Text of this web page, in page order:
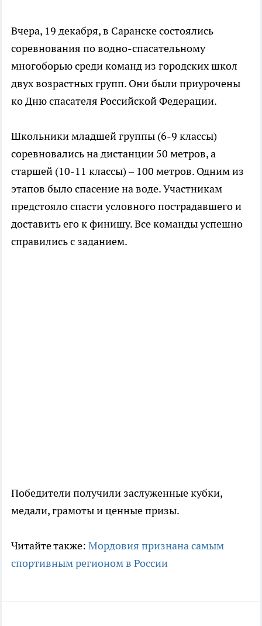
Вчера, 19 декабря, в Саранске состоялись
соревнования по водно-спасательному
многоборью среди команд из городских школ
двух возрастных групп. Они были приурочены
ко Дню спасателя Российской Федерации.
Школьники младшей группы (6-9 классы)
соревновались на дистанции 50 метров, а
старшей (10-11 классы) – 100 метров. Одним из
этапов было спасение на воде. Участникам
предстояло спасти условного пострадавшего и
доставить его к финишу. Все команды успешно
справились с заданием.
Победители получили заслуженные кубки,
медали, грамоты и ценные призы.
Читайте также: Мордовия признана самым
спортивным регионом в России